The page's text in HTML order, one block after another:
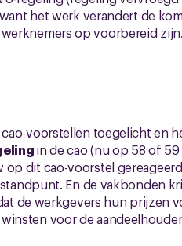
het werk verandert de
op voorbereid
voorstellen toegelicht en
in de cao (nu op 58 of
dit cao-voorstel
En de vakbonden
de werkgevers hun prijzen
voor de